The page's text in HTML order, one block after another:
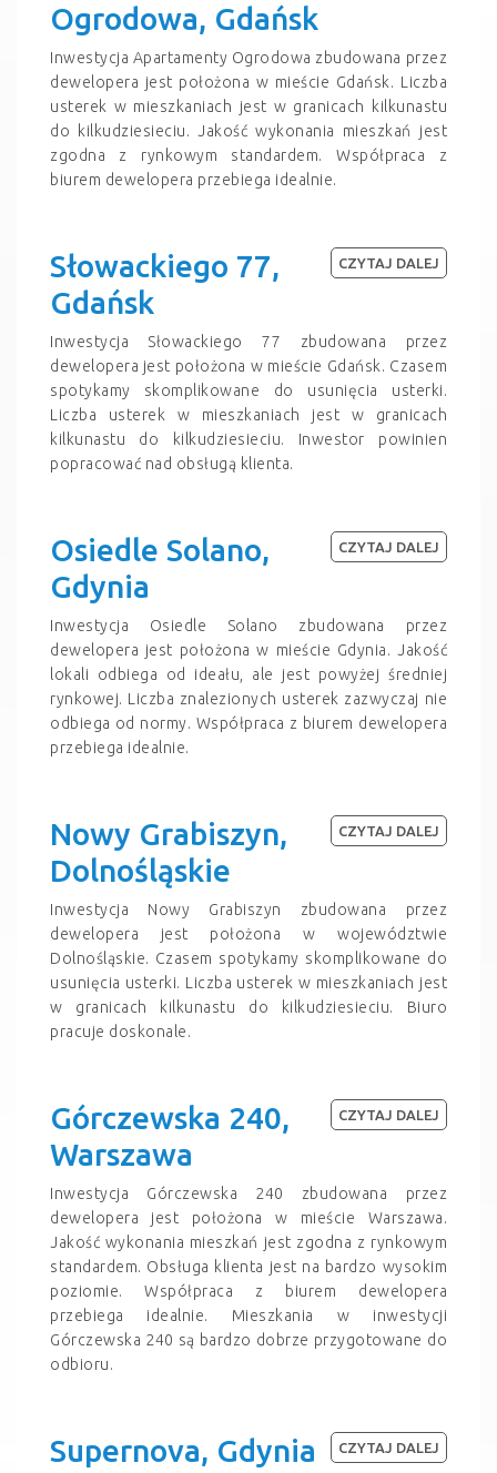
Ogrodowa, Gdańsk
Inwestycja Apartamenty Ogrodowa zbudowana przez
dewelopera jest położona w mieście Gdańsk. Liczba
usterek w mieszkaniach jest w granicach kilkunastu
do kilkudziesieciu. Jakość wykonania mieszkań jest
zgodna z rynkowym standardem. Współpraca z
biurem dewelopera przebiega idealnie.
Słowackiego 77,
Gdańsk
Inwestycja Słowackiego 77 zbudowana przez
dewelopera jest położona w mieście Gdańsk. Czasem
spotykamy skomplikowane do usunięcia usterki.
Liczba usterek w mieszkaniach jest w granicach
kilkunastu do kilkudziesieciu. Inwestor powinien
popracować nad obsługą klienta.
CZYTAJ DALEJ
Osiedle Solano,
Gdynia
Inwestycja Osiedle Solano zbudowana przez
dewelopera jest położona w mieście Gdynia. Jakość
lokali odbiega od ideału, ale jest powyżej średniej
rynkowej. Liczba znalezionych usterek zazwyczaj nie
odbiega od normy. Współpraca z biurem dewelopera
przebiega idealnie.
CZYTAJ DALEJ
Nowy Grabiszyn,
Dolnośląskie
Inwestycja Nowy Grabiszyn zbudowana przez
dewelopera jest położona w województwie
Dolnośląskie. Czasem spotykamy skomplikowane do
usunięcia usterki. Liczba usterek w mieszkaniach jest
w granicach kilkunastu do kilkudziesieciu. Biuro
pracuje doskonale.
CZYTAJ DALEJ
Górczewska 240,
Warszawa
Inwestycja Górczewska 240 zbudowana przez
dewelopera jest położona w mieście Warszawa.
Jakość wykonania mieszkań jest zgodna z rynkowym
standardem. Obsługa klienta jest na bardzo wysokim
poziomie. Współpraca z biurem dewelopera
przebiega idealnie. Mieszkania w inwestycji
Górczewska 240 są bardzo dobrze przygotowane do
odbioru.
CZYTAJ DALEJ
Supernova, Gdynia CZYTAJ DALEJ